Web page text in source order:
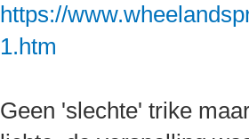
https://
1.htm
Geen 'slechte' trike